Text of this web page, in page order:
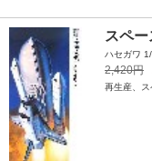
スペ
ハセガワ
2,420円
再生産、